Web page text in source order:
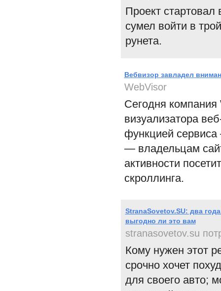
Проект стартовал
сумел войти в
рунета.
Вебвизор завладел
WebVisor
Сегодня компания
визуализатора
функцией
— владельцам
активности
скроллинга.
StranaSovetov.SU: два
выгодно ли это вам
stranasovetov.su
Кому нужен этот
срочно хочет
для своего авто;